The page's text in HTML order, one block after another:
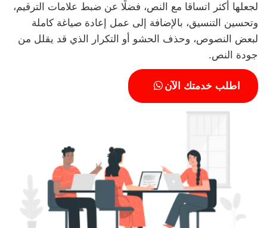
لجعلها أكثر اتساقا مع النص، فضلًا عن ضبط علامات الترقيم،
وتحسين التنسيق، بالإضافة إلى عمل إعادة صياغة كاملة
لبعض النصوص، وحذف الحشو أو التكرار الذي قد يقلل من
جودة النص.
اطلب خدمتك الآن